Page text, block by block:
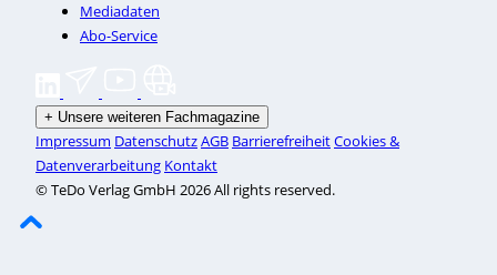
Mediadaten
Abo-Service
+ Unsere weiteren Fachmagazine
Impressum DatenschutzAGB BarrierefreiheitCookies &
Datenverarbeitung Kontakt
© TeDo Verlag GmbH 2026 All rights reserved.